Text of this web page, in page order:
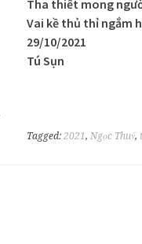
Tha thiết mong
Vai kề thủ thỉ ngắm
29/10/2021
Tú Sụn
Tagged: 2021, Ngọc Thuỷ,